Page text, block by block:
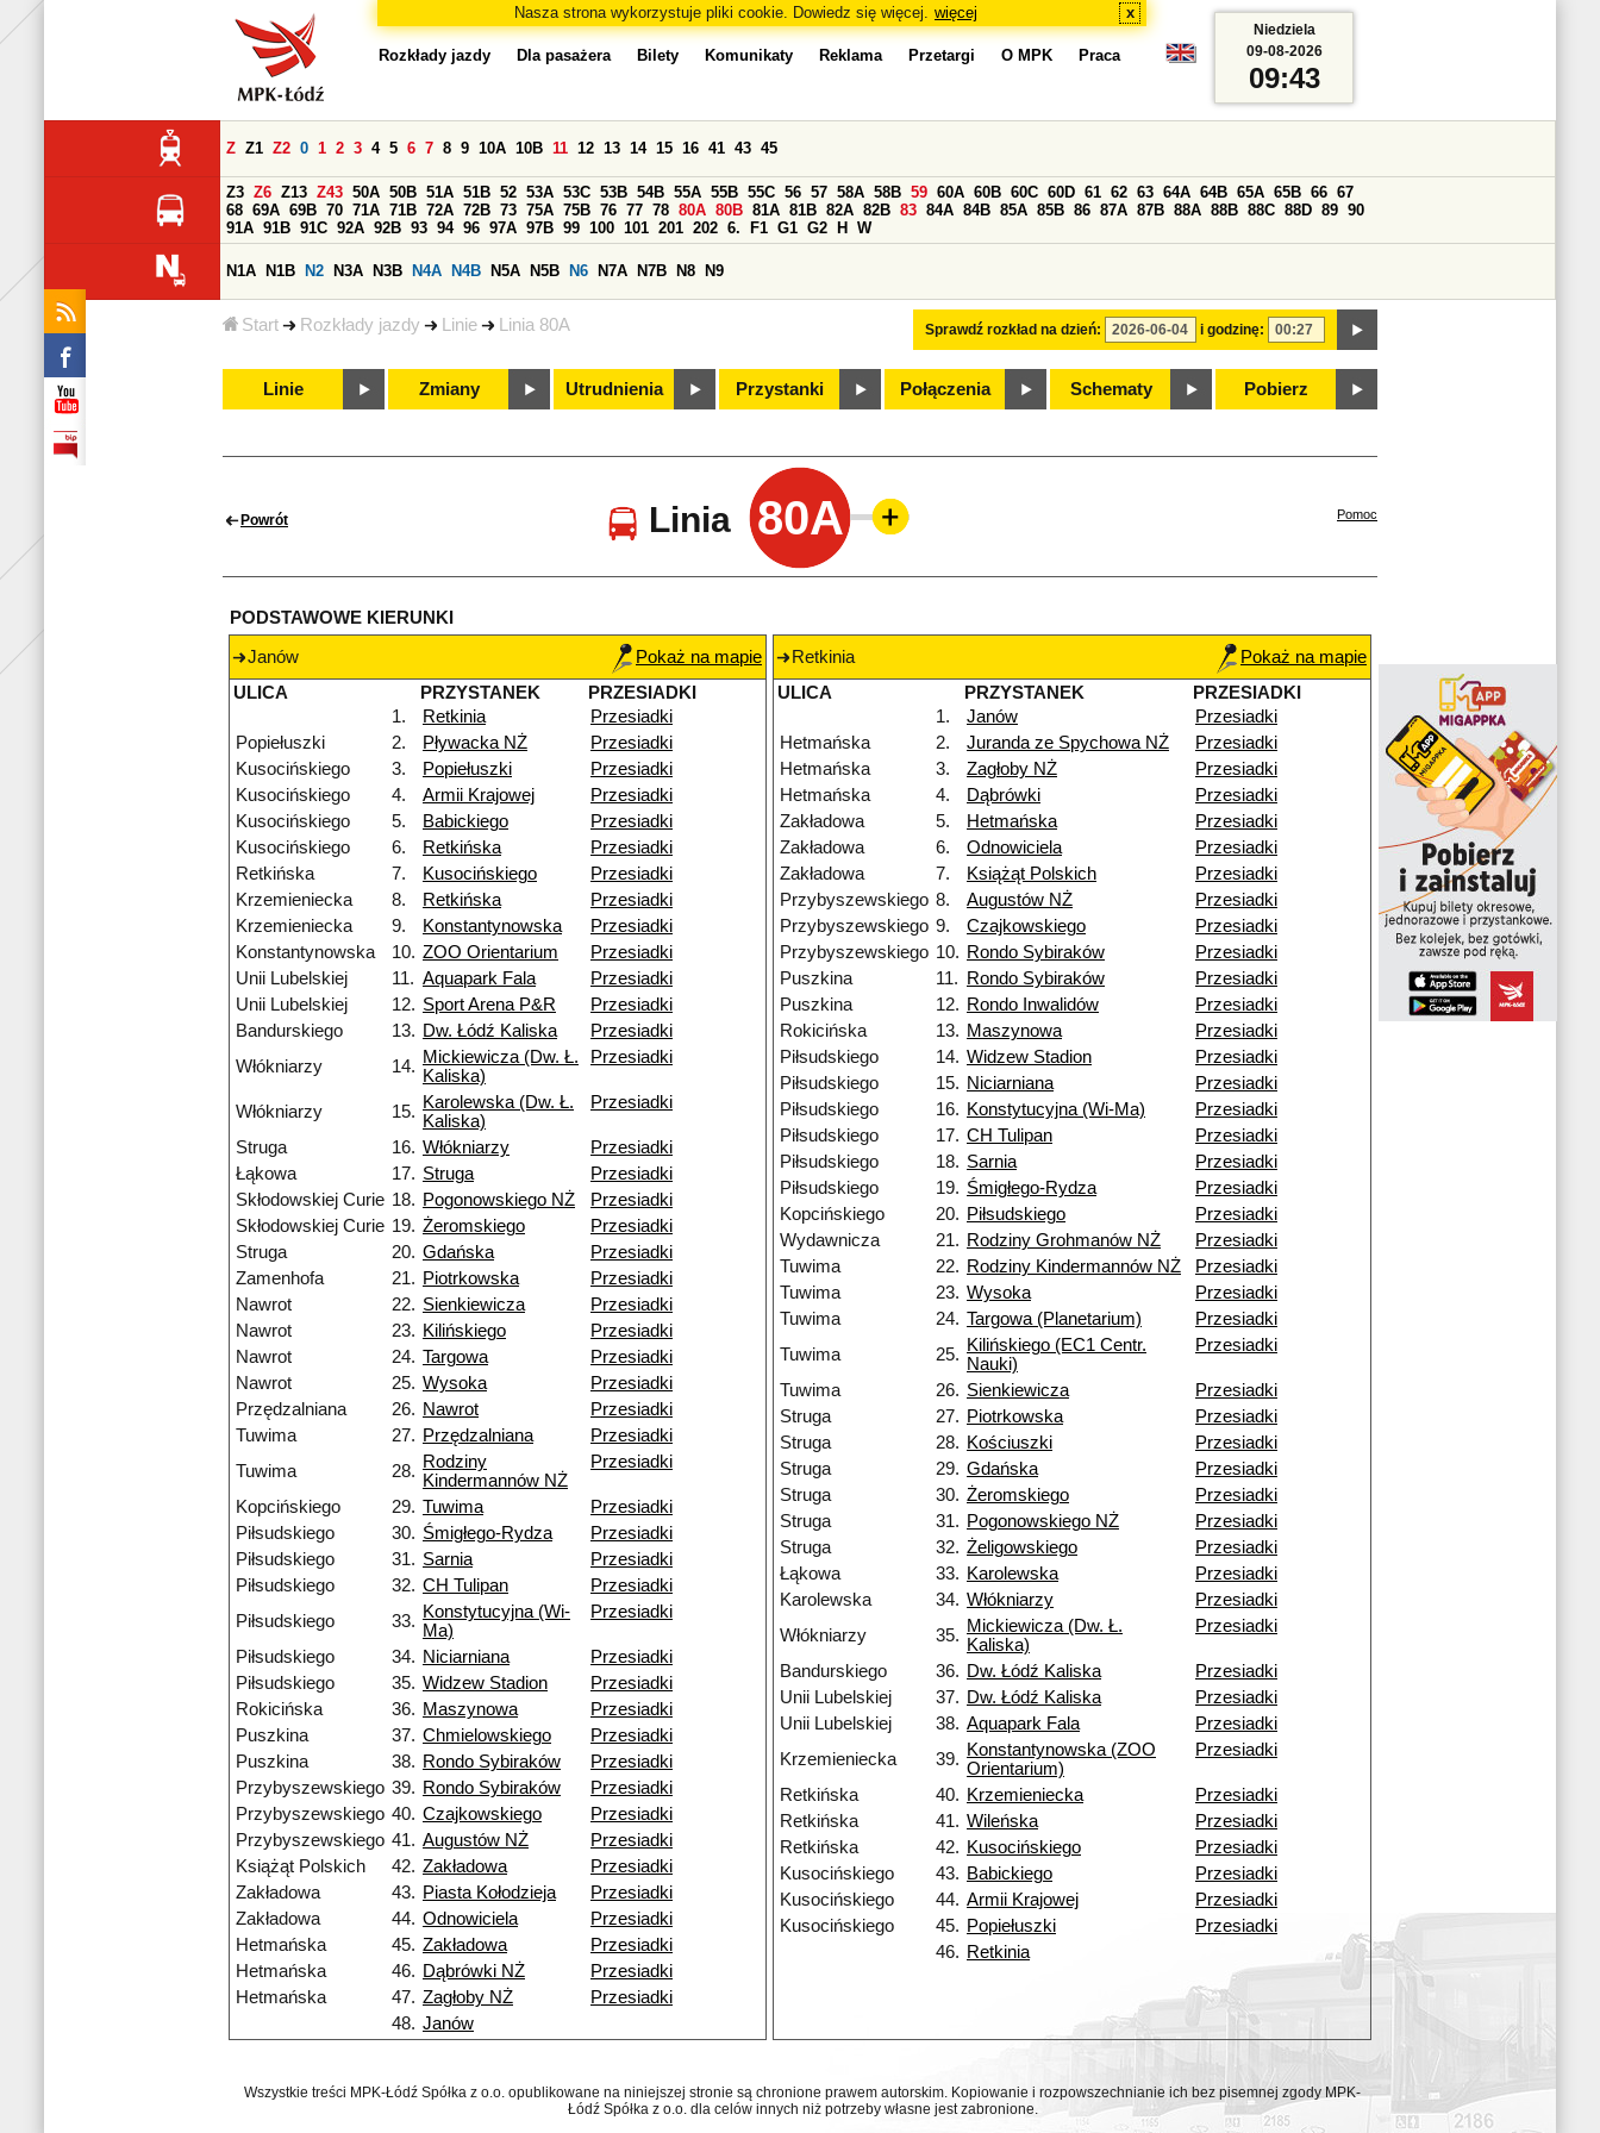
Nasza strona wykorzystuje pliki cookie. Dowiedz się więcej. więcej x
Start Rozkłady jazdy Linie Linia 80A
Rozkłady jazdy Dla pasażera Bilety Komunikaty Reklama Przetargi O MPK Praca
Sprawdź rozkład na dzień: i godzinę:
Z Z1 Z2 0 1 2 3 4 5 6 7 8 9 10A 10B 11 12 13 14 15 16 41 43 45
Z3 Z6 Z13 Z43 50A 50B 51A 51B 52 53A 53C 53B 54B 55A 55B 55C 56 57 58A 58B 59 60A 60B 60C 60D 61 62 63 64A 64B 65A 65B 66 67
68 69A 69B 70 71A 71B 72A 72B 73 75A 75B 76 77 78 80A 80B 81A 81B 82A 82B 83 84A 84B 85A 85B 86 87A 87B 88A 88B 88C 88D 89 90
91A 91B 91C 92A 92B 93 94 96 97A 97B 99 100 101 201 202 6. F1 G1 G2 H W
N1A N1B N2 N3A N3B N4A N4B N5A N5B N6 N7A N7B N8 N9
Linie Zmiany Utrudnienia Przystanki Połączenia Schematy Pobierz
Niedziela
09-08-2026
09:43
Powrót Linia 80A Pomoc
PODSTAWOWE KIERUNKI
Janów
Pokaż na mapie
ULICA
PRZYSTANEK
PRZESIADKI
1.
Retkinia
Przesiadki
Popiełuszki
2. Pływacka NŻ
Przesiadki
Kusocińskiego
3. Popiełuszki
Przesiadki
Kusocińskiego
4. Armii Krajowej
Przesiadki
Kusocińskiego
5. Babickiego
Przesiadki
Kusocińskiego
6. Retkińska
Przesiadki
Retkińska
7. Kusocińskiego
Przesiadki
Krzemieniecka
8. Retkińska
Przesiadki
Krzemieniecka
9. Konstantynowska
Przesiadki
Konstantynowska
10. ZOO Orientarium
Przesiadki
Unii Lubelskiej
11. Aquapark Fala
Przesiadki
Unii Lubelskiej
12. Sport Arena P&R
Przesiadki
Bandurskiego
13. Dw. Łódź Kaliska
Przesiadki
Włókniarzy
14. Mickiewicza (Dw. Ł.
Kaliska)
Przesiadki
Włókniarzy 15. Karolewska (Dw. Ł.
Kaliska)
Przesiadki
Struga 16. Włókniarzy
Przesiadki
Łąkowa
17. Struga
Przesiadki
Skłodowskiej Curie 18. Pogonowskiego NŻ
Przesiadki
Skłodowskiej Curie 19. Żeromskiego
Przesiadki
Struga
20. Gdańska
Przesiadki
Zamenhofa
21. Piotrkowska
Przesiadki
Nawrot
22. Sienkiewicza
Przesiadki
Nawrot
23. Kilińskiego
Przesiadki
Nawrot
24. Targowa
Przesiadki
Nawrot
25. Wysoka
Przesiadki
Przędzalniana
26. Nawrot
Przesiadki
Tuwima
27. Przędzalniana
Przesiadki
Tuwima
28. Rodziny
Kindermannów NŻ
Przesiadki
Kopcińskiego 29. Tuwima
Przesiadki
Piłsudskiego
30. Śmigłego-Rydza
Przesiadki
Piłsudskiego
31. Sarnia
Przesiadki
Piłsudskiego
32. CH Tulipan
Przesiadki
Piłsudskiego
33. Konstytucyjna (Wi-
Ma)
Przesiadki
Piłsudskiego 34. Niciarniana
Przesiadki
Piłsudskiego
35. Widzew Stadion
Przesiadki
Rokicińska
36. Maszynowa
Przesiadki
Puszkina
37. Chmielowskiego
Przesiadki
Puszkina
38. Rondo Sybiraków
Przesiadki
Przybyszewskiego 39. Rondo Sybiraków
Przesiadki
Przybyszewskiego 40. Czajkowskiego
Przesiadki
Przybyszewskiego 41. Augustów NŻ
Przesiadki
Książąt Polskich
42. Zakładowa
Przesiadki
Zakładowa
43. Piasta Kołodzieja
Przesiadki
Zakładowa
44. Odnowiciela
Przesiadki
Hetmańska
45. Zakładowa
Przesiadki
Hetmańska
46. Dąbrówki NŻ
Przesiadki
Hetmańska
47. Zagłoby NŻ
Przesiadki
48. Janów
Retkinia
Pokaż na mapie
ULICA
PRZYSTANEK
PRZESIADKI
1.
Janów
Przesiadki
Hetmańska
2. Juranda ze Spychowa NŻ
Przesiadki
Hetmańska
3. Zagłoby NŻ
Przesiadki
Hetmańska
4. Dąbrówki
Przesiadki
Zakładowa
5. Hetmańska
Przesiadki
Zakładowa
6. Odnowiciela
Przesiadki
Zakładowa
7. Książąt Polskich
Przesiadki
Przybyszewskiego 8. Augustów NŻ
Przesiadki
Przybyszewskiego 9. Czajkowskiego
Przesiadki
Przybyszewskiego 10. Rondo Sybiraków
Przesiadki
Puszkina
11. Rondo Sybiraków
Przesiadki
Puszkina
12. Rondo Inwalidów
Przesiadki
Rokicińska
13. Maszynowa
Przesiadki
Piłsudskiego
14. Widzew Stadion
Przesiadki
Piłsudskiego
15. Niciarniana
Przesiadki
Piłsudskiego
16. Konstytucyjna (Wi-Ma)
Przesiadki
Piłsudskiego
17. CH Tulipan
Przesiadki
Piłsudskiego
18. Sarnia
Przesiadki
Piłsudskiego
19. Śmigłego-Rydza
Przesiadki
Kopcińskiego
20. Piłsudskiego
Przesiadki
Wydawnicza
21. Rodziny Grohmanów NŻ
Przesiadki
Tuwima
22. Rodziny Kindermannów NŻ
Przesiadki
Tuwima
23. Wysoka
Przesiadki
Tuwima
24. Targowa (Planetarium)
Przesiadki
Tuwima
25. Kilińskiego (EC1 Centr.
Nauki)
Przesiadki
Tuwima 26. Sienkiewicza
Przesiadki
Struga
27. Piotrkowska
Przesiadki
Struga
28. Kościuszki
Przesiadki
Struga
29. Gdańska
Przesiadki
Struga
30. Żeromskiego
Przesiadki
Struga
31. Pogonowskiego NŻ
Przesiadki
Struga
32. Żeligowskiego
Przesiadki
Łąkowa
33. Karolewska
Przesiadki
Karolewska
34. Włókniarzy
Przesiadki
Włókniarzy
35. Mickiewicza (Dw. Ł.
Kaliska)
Przesiadki
Bandurskiego 36. Dw. Łódź Kaliska
Przesiadki
Unii Lubelskiej
37. Dw. Łódź Kaliska
Przesiadki
Unii Lubelskiej
38. Aquapark Fala
Przesiadki
Krzemieniecka
39. Konstantynowska (ZOO
Orientarium)
Przesiadki
Retkińska 40. Krzemieniecka
Przesiadki
Retkińska
41. Wileńska
Przesiadki
Retkińska
42. Kusocińskiego
Przesiadki
Kusocińskiego
43. Babickiego
Przesiadki
Kusocińskiego
44. Armii Krajowej
Przesiadki
Kusocińskiego
45. Popiełuszki
Przesiadki
46. Retkinia
Wszystkie treści MPK-Łódź Spółka z o.o. opublikowane na niniejszej stronie są chronione prawem autorskim. Kopiowanie i rozpowszechnianie ich bez pisemnej zgody MPK-
Łódź Spółka z o.o. dla celów innych niż potrzeby własne jest zabronione.